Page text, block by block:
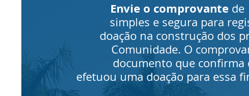
Envie o comprovante de
simples e segura para
doação na construção dos
Comunidade. O
documento que confirma
efetuou uma doação para essa